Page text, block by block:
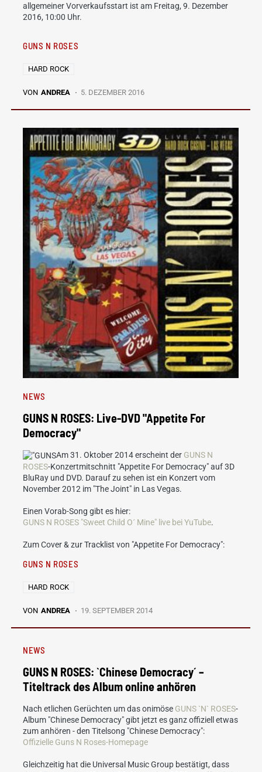
allgemeiner Vorverkaufsstart ist am Freitag, 9. Dezember
2016, 10:00 Uhr.
GUNS N ROSES
HARD ROCK
VON ANDREA 5. DEZEMBER 2016
NEWS
GUNS N ROSES: Live-DVD "Appetite For
Democracy"
Am 31. Oktober 2014 erscheint der GUNS N
ROSES-Konzertmitschnitt "Appetite For Democracy" auf 3D
BluRay und DVD. Darauf zu sehen ist ein Konzert vom
November 2012 im "The Joint" in Las Vegas.
Einen Vorab-Song gibt es hier:
GUNS N ROSES "Sweet Child O´ Mine" live bei YuTube.
Zum Cover & zur Tracklist von "Appetite For Democracy":
GUNS N ROSES
HARD ROCK
VON ANDREA 19. SEPTEMBER 2014
NEWS
GUNS N ROSES: `Chinese Democracy´ –
Titeltrack des Album online anhören
Nach etlichen Gerüchten um das onimöse GUNS `N` ROSES-
Album "Chinese Democracy" gibt jetzt es ganz offiziell etwas
zum anhören - den Titelsong "Chinese Democracy":
Offizielle Guns N Roses-Homepage
Gleichzeitig hat die Universal Music Group bestätigt, dass